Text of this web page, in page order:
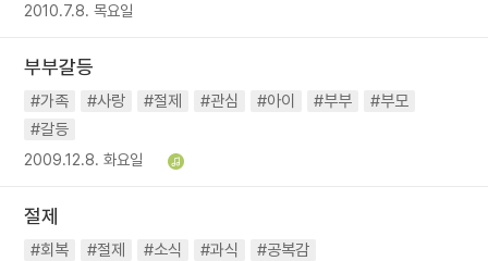
2010.7.8. 목요일
부부갈등
#가족 #사랑 #절제 #관심 #아이 #부부
#부모
#갈등
2009.12.8. 화요일
절제
#회복 #절제 #소식 #과식 #공복감